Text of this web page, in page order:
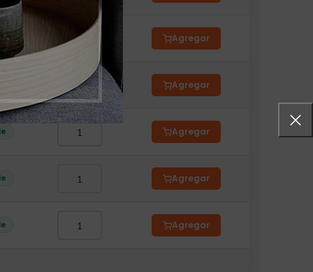
Agregar
Agregar
Agregar
Agregar
Agregar